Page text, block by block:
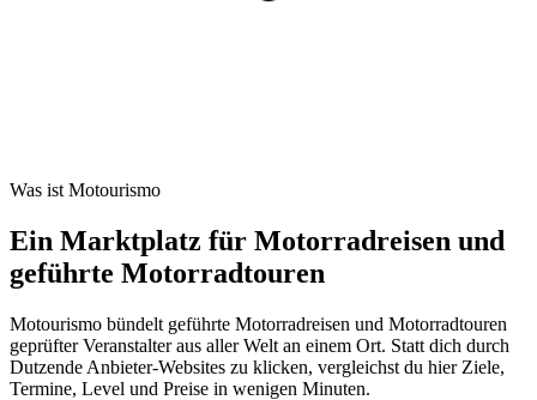
Was ist Motourismo
Ein Marktplatz für Motorradreisen und
geführte Motorradtouren
Motourismo bündelt geführte Motorradreisen und Motorradtouren
geprüfter Veranstalter aus aller Welt an einem Ort. Statt dich durch
Dutzende Anbieter-Websites zu klicken, vergleichst du hier Ziele,
Termine, Level und Preise in wenigen Minuten.